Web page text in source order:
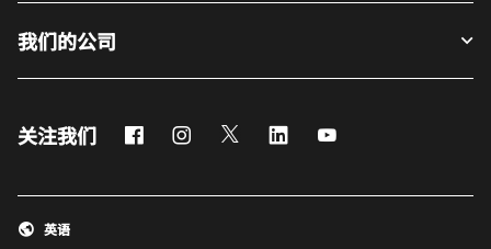
我们的公司
关注我们 FacebookInstagram
Twitter LinkedIn
英语